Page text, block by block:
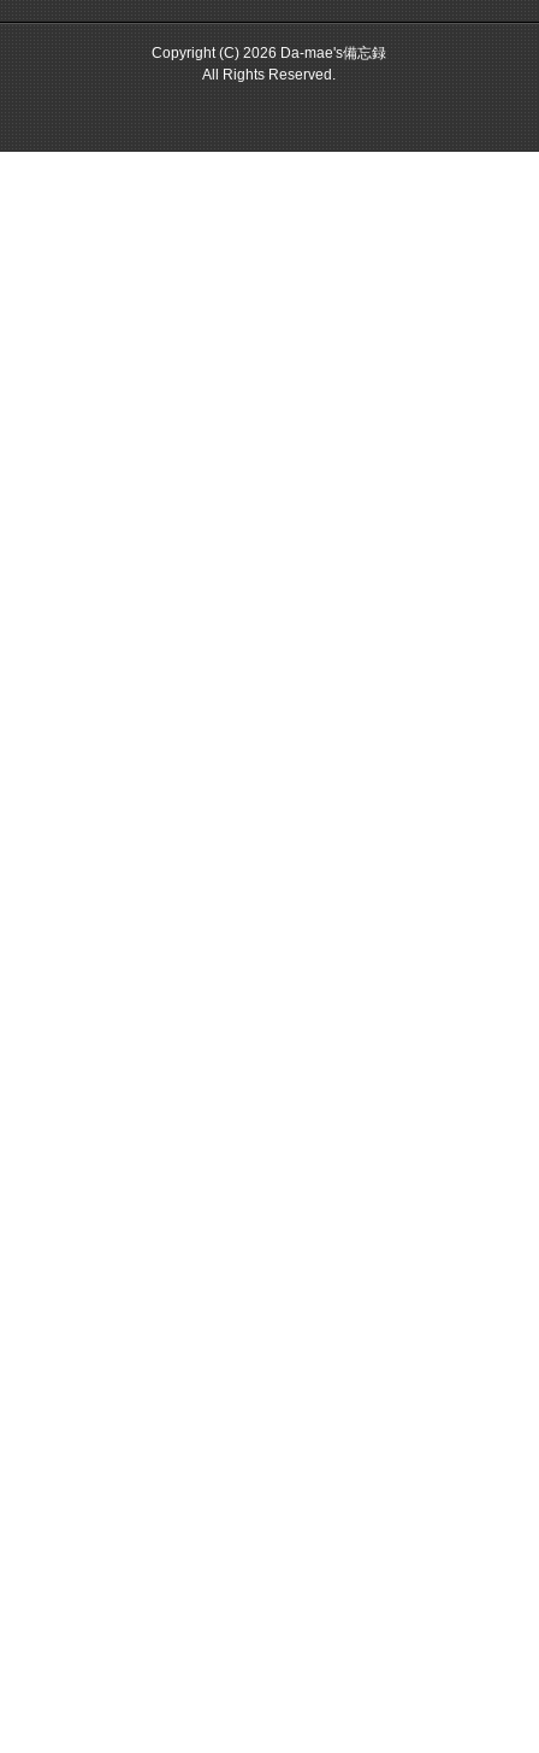
Copyright (C) 2026 Da-mae's備忘録
All Rights Reserved.